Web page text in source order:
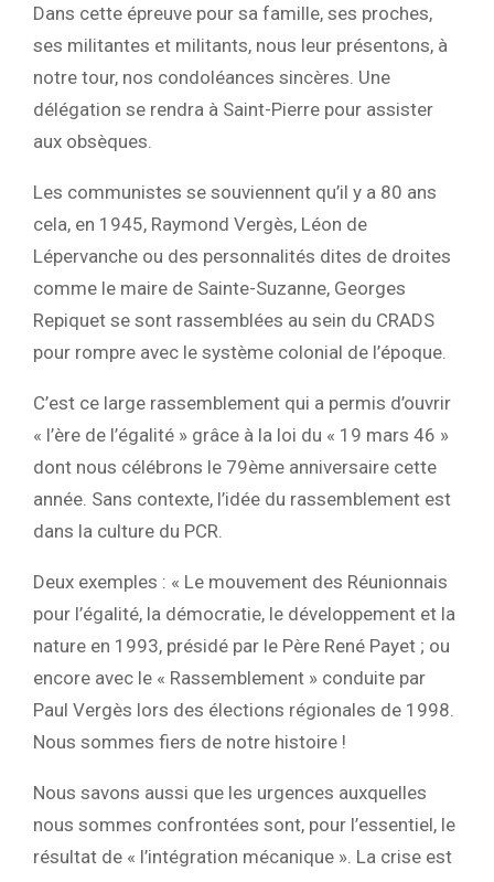
Dans cette épreuve pour sa famille, ses proches,
ses militantes et militants, nous leur présentons, à
notre tour, nos condoléances sincères. Une
délégation se rendra à Saint-Pierre pour assister
aux obsèques.
Les communistes se souviennent qu’il y a 80 ans
cela, en 1945, Raymond Vergès, Léon de
Lépervanche ou des personnalités dites de droites
comme le maire de Sainte-Suzanne, Georges
Repiquet se sont rassemblées au sein du CRADS
pour rompre avec le système colonial de l’époque.
C’est ce large rassemblement qui a permis d’ouvrir
« l’ère de l’égalité » grâce à la loi du « 19 mars 46 »
dont nous célébrons le 79ème anniversaire cette
année. Sans contexte, l’idée du rassemblement est
dans la culture du PCR.
Deux exemples : « Le mouvement des Réunionnais
pour l’égalité, la démocratie, le développement et la
nature en 1993, présidé par le Père René Payet ; ou
encore avec le « Rassemblement » conduite par
Paul Vergès lors des élections régionales de 1998.
Nous sommes fiers de notre histoire !
Nous savons aussi que les urgences auxquelles
nous sommes confrontées sont, pour l’essentiel, le
résultat de « l’intégration mécanique ». La crise est